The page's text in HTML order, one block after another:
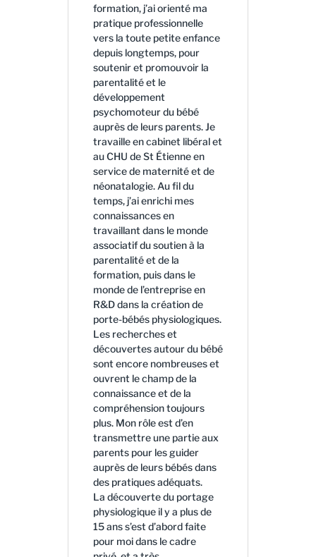
formation, j’ai orienté ma
pratique professionnelle
vers la toute petite enfance
depuis longtemps, pour
soutenir et promouvoir la
parentalité et le
développement
psychomoteur du bébé
auprès de leurs parents. Je
travaille en cabinet libéral et
au CHU de St Étienne en
service de maternité et de
néonatalogie. Au fil du
temps, j’ai enrichi mes
connaissances en
travaillant dans le monde
associatif du soutien à la
parentalité et de la
formation, puis dans le
monde de l’entreprise en
R&D dans la création de
porte-bébés physiologiques.
Les recherches et
découvertes autour du bébé
sont encore nombreuses et
ouvrent le champ de la
connaissance et de la
compréhension toujours
plus. Mon rôle est d’en
transmettre une partie aux
parents pour les guider
auprès de leurs bébés dans
des pratiques adéquats.
La découverte du portage
physiologique il y a plus de
15 ans s’est d’abord faite
pour moi dans le cadre